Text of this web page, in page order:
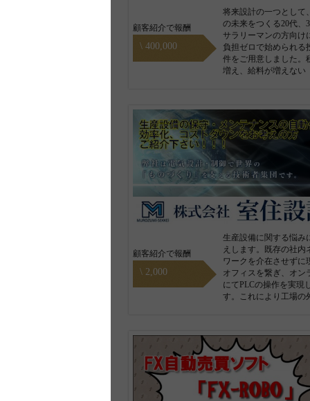
将来設計の一つとして
の未来をつくる20代、
サラリーマンの方向け
負担ゼロで始められる
件をご用意しました。
増え、給料が増えない
\ 400,000
顧客紹介で報酬
生産設備に関する悩み
えします。既存の社内
ワークを介在させずに
オフィスを繋ぎ、オン
にてPLCの操作を実現
す。これにより工場の
\ 2,000
顧客紹介で報酬